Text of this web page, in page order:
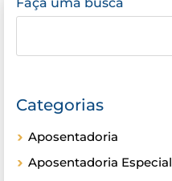
Faça uma busca
Categorias
Aposentadoria
Aposentadoria Especial